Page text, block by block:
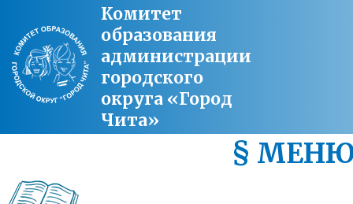
Комитет
образования
администрации
городского
округа «Город
Чита»
§